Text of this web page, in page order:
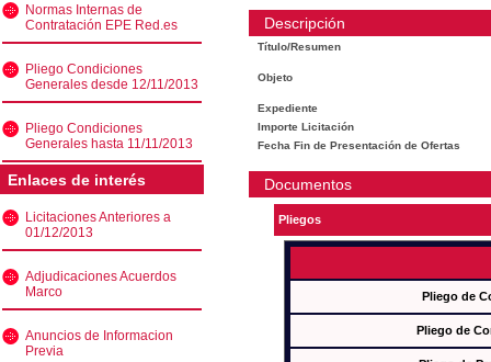
Normas Internas de
Contratación EPE Red.es
Pliego Condiciones
Generales desde 12/11/2013
Pliego Condiciones
Generales hasta 11/11/2013
Enlaces de interés
Licitaciones Anteriores a
01/12/2013
Adjudicaciones Acuerdos
Marco
Anuncios de Informacion
Previa
Descripción
Título/Resumen
Objeto
Expediente
Importe Licitación
Fecha Fin de Presentación de Ofertas
Documentos
Pliegos
Pliego de
Pliego de